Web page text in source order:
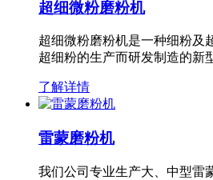
超细微粉磨粉机
超细微粉磨粉机是一种细粉及
超细粉的生产而研发制造的新
了解详情
雷蒙磨粉机
我们公司专业生产大、中型雷